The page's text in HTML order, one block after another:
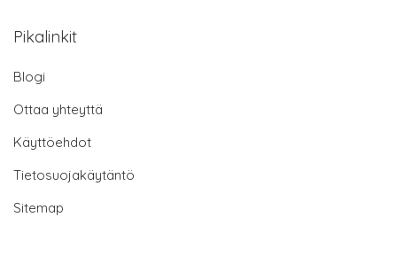
Pikalinkit
Blogi
Ottaa yhteyttä
Käyttöehdot
Tietosuojakäytäntö
Sitemap